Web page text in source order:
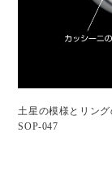
土星の模様とリン
SOP-047